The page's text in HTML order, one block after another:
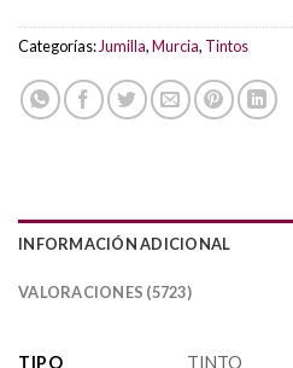
Categorías:Jumilla,Murcia, Tintos
INFORMACIÓN ADICIONAL
VALORACIONES (5723)
TIPO TINTO